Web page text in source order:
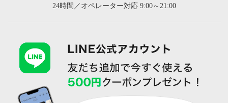
24時間／オペレーター対応 9:00～21:00